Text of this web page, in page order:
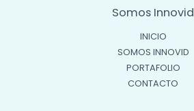
Somos Innovid
INICIO
SOMOS INNOVID
PORTAFOLIO
CONTACTO